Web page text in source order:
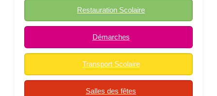
Restauration Scolaire
Démarches
Transport Scolaire
Salles des fêtes